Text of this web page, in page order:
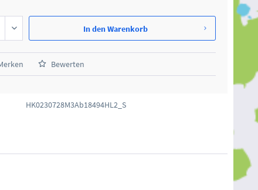
In denWarenkorb
Bewerten
HK0230728M3Ab18494HL2_S